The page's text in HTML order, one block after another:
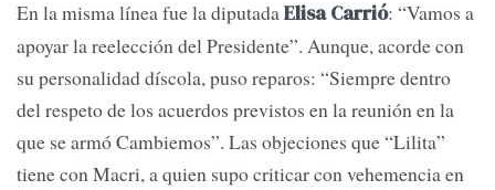
En la misma línea fue la diputadaElisa Carrió: “Vamos a
apoyar la reelección del Presidente”. Aunque, acorde con
su personalidad díscola, puso reparos: “Siempre dentro
del respeto de los acuerdos previstos en la reunión en la
que se armó Cambiemos”. Las objeciones que “Lilita”
tiene con Macri, a quien supo criticar con vehemencia en